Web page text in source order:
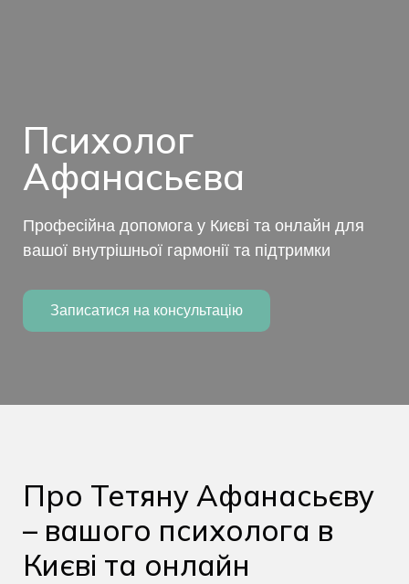
Психолог
Афанасьєва
Професійна допомога у Києві та онлайн для
вашої внутрішньої гармонії та підтримки
Записатися на консультацію
Про Тетяну Афанасьєву
– вашого психолога в
Києві та онлайн